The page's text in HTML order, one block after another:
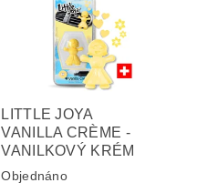
LITTLE JOYA
VANILLA CRÈME -
VANILKOVÝ KRÉM
Objednáno